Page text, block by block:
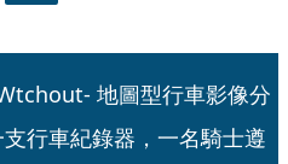
地圖型行車影像分
行車紀錄器，一名騎士遵